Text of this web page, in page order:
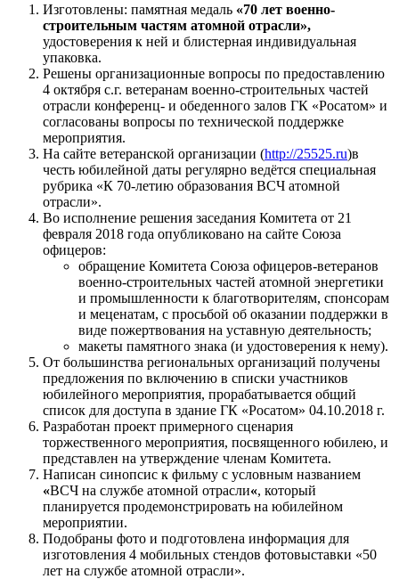
Изготовлены: памятная медаль «70 лет военно-
строительным частям атомной отрасли»,
удостоверения к ней и блистерная индивидуальная
упаковка.
Решены организационные вопросы по предоставлению
4 октября с.г. ветеранам военно-строительных частей
отрасли конференц- и обеденного залов ГК «Росатом» и
согласованы вопросы по технической поддержке
мероприятия.
На сайте ветеранской организации (http://25525.ru)в
честь юбилейной даты регулярно ведётся специальная
рубрика «К 70-летию образования ВСЧ атомной
отрасли».
Во исполнение решения заседания Комитета от 21
февраля 2018 года опубликовано на сайте Союза
офицеров:
обращение Комитета Союза офицеров-ветеранов
военно-строительных частей атомной энергетики
и промышленности к благотворителям, спонсорам
и меценатам, с просьбой об оказании поддержки в
виде пожертвования на уставную деятельность;
макеты памятного знака (и удостоверения к нему).
От большинства региональных организаций получены
предложения по включению в списки участников
юбилейного мероприятия, прорабатывается общий
список для доступа в здание ГК «Росатом» 04.10.2018 г.
Разработан проект примерного сценария
торжественного мероприятия, посвященного юбилею, и
представлен на утверждение членам Комитета.
Написан синопсис к фильму с условным названием
«ВСЧ на службе атомной отрасли«, который
планируется продемонстрировать на юбилейном
мероприятии.
Подобраны фото и подготовлена информация для
изготовления 4 мобильных стендов фотовыставки «50
лет на службе атомной отрасли».